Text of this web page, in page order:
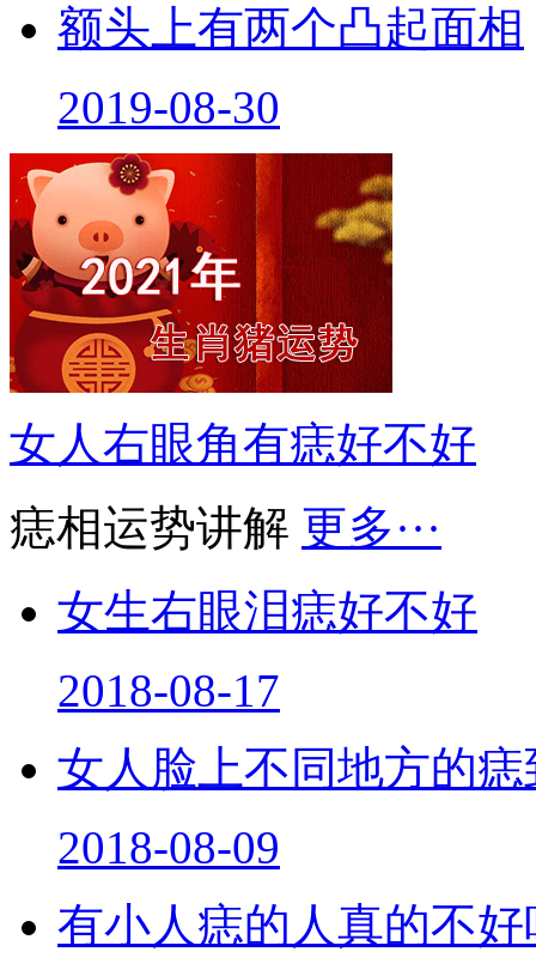
额头上有两个凸起面相
2019-08-30
女人右眼角有痣好不好
痣相运势讲解 更多···
女生右眼泪痣好不好
2018-08-17
女人脸上不同地方的
2018-08-09
有小人痣的人真的不好